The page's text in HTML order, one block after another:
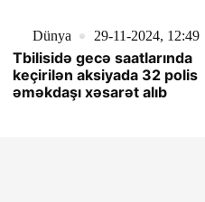
Dünya 29-11-2024, 12:49
Tbilisidə gecə saatlarında
keçirilən aksiyada 32 polis
əməkdaşı xəsarət alıb